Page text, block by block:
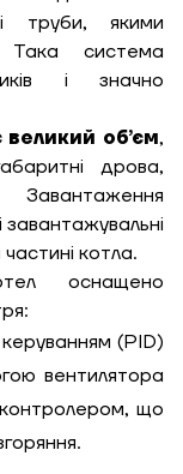
труби, якими
Така система
і значно
об’єм,
дрова,
завантажувальні
котла.
оснащено
(PID)
вентилятора
що